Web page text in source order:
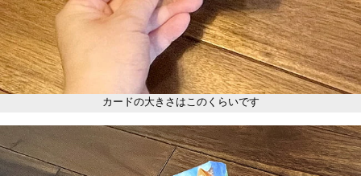
カードの大きさはこのくらいです